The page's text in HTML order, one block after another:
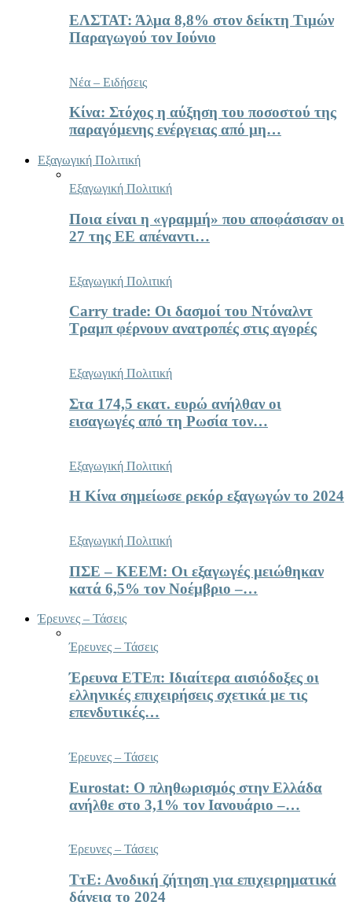
ΕΛΣΤΑΤ: Άλμα 8,8% στον δείκτη Τιμών
Παραγωγού τον Ιούνιο
Νέα – Ειδήσεις
Κίνα: Στόχος η αύξηση του ποσοστού της
παραγόμενης ενέργειας από μη…
Εξαγωγική Πολιτική
Εξαγωγική Πολιτική
Ποια είναι η «γραμμή» που αποφάσισαν οι
27 της ΕΕ απέναντι…
Εξαγωγική Πολιτική
Carry trade: Οι δασμοί του Ντόναλντ
Τραμπ φέρνουν ανατροπές στις αγορές
Εξαγωγική Πολιτική
Στα 174,5 εκατ. ευρώ ανήλθαν οι
εισαγωγές από τη Ρωσία τον…
Εξαγωγική Πολιτική
Η Κίνα σημείωσε ρεκόρ εξαγωγών το 2024
Εξαγωγική Πολιτική
ΠΣΕ – ΚΕΕΜ: Οι εξαγωγές μειώθηκαν
κατά 6,5% τον Νοέμβριο –…
Έρευνες – Τάσεις
Έρευνες – Τάσεις
Έρευνα ΕΤΕπ: Ιδιαίτερα αισιόδοξες οι
ελληνικές επιχειρήσεις σχετικά με τις
επενδυτικές…
Έρευνες – Τάσεις
Eurostat: Ο πληθωρισμός στην Ελλάδα
ανήλθε στο 3,1% τον Ιανουάριο –…
Έρευνες – Τάσεις
ΤτΕ: Ανοδική ζήτηση για επιχειρηματικά
δάνεια το 2024